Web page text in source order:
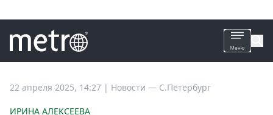
Все
22 апреля 2025, 14:27 | Новости — С.Петербург
ИРИНА АЛЕКСЕЕВА